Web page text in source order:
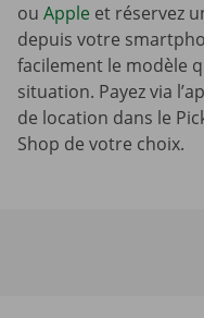
ou Apple et réservez
depuis votre
facilement le modèle
situation. Payez via
de location dans le
Shop de votre choix.